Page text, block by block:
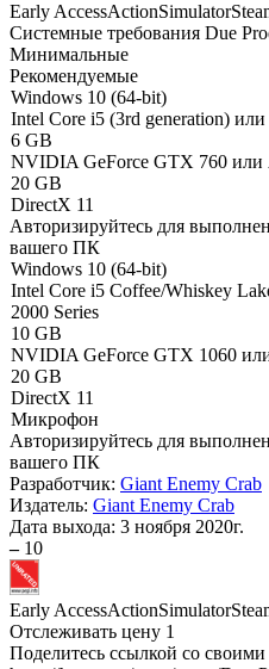
Early AccessActionSimulator
Системные требования Due
Минимальные
Рекомендуемые
Windows 10 (64-bit)
Intel Core i5 (3rd generation)
6 GB
NVIDIA GeForce GTX 760 или
20 GB
DirectX 11
Авторизируйтесь для
вашего ПК
Windows 10 (64-bit)
Intel Core i5 Coffee/Whiskey
2000 Series
10 GB
NVIDIA GeForce GTX 1060
20 GB
DirectX 11
Микрофон
Авторизируйтесь для
вашего ПК
Разработчик: Giant Enemy Crab
Издатель: Giant Enemy Crab
Дата выхода: 3 ноября 2020г.
– 10
Early AccessActionSimulator
Отслеживать цену 1
Поделитесь ссылкой со своими